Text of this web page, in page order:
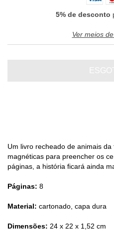
5% de desconto
Ver meios
Um livro recheado de animais
magnéticas para preencher os
páginas, a história ficará ainda
Páginas: 8
Material: cartonado, capa dura
Dimensões: 24 x 22 x 1,52 cm